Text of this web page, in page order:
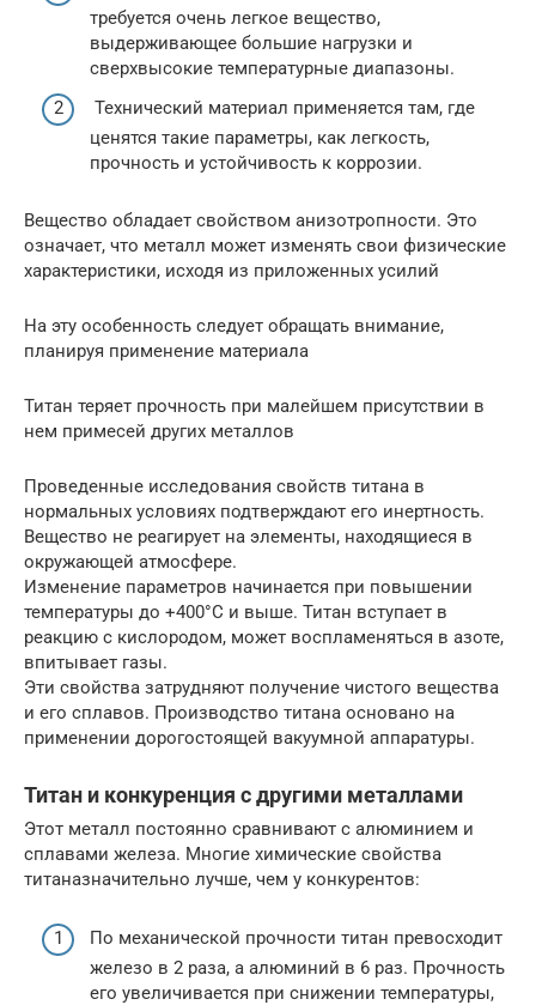
требуется очень легкое вещество,
выдерживающее большие нагрузки и
сверхвысокие температурные диапазоны.
Технический материал применяется там, где
ценятся такие параметры, как легкость,
прочность и устойчивость к коррозии.
Вещество обладает свойством анизотропности. Это
означает, что металл может изменять свои физические
характеристики, исходя из приложенных усилий
На эту особенность следует обращать внимание,
планируя применение материала
Титан теряет прочность при малейшем присутствии в
нем примесей других металлов
Проведенные исследования свойств титана в
нормальных условиях подтверждают его инертность.
Вещество не реагирует на элементы, находящиеся в
окружающей атмосфере.
Изменение параметров начинается при повышении
температуры до +400°С и выше. Титан вступает в
реакцию с кислородом, может воспламеняться в азоте,
впитывает газы.
Эти свойства затрудняют получение чистого вещества
и его сплавов. Производство титана основано на
применении дорогостоящей вакуумной аппаратуры.
Титан и конкуренция с другими металлами
Этот металл постоянно сравнивают с алюминием и
сплавами железа. Многие химические свойства
титаназначительно лучше, чем у конкурентов:
По механической прочности титан превосходит
железо в 2 раза, а алюминий в 6 раз. Прочность
его увеличивается при снижении температуры,